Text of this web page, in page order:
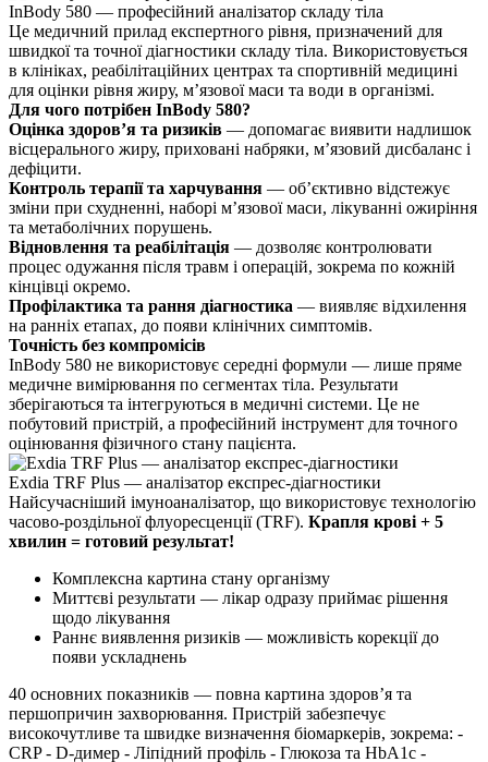
InBody 580 — професійний аналізатор складу тіла
Це медичний прилад експертного рівня, призначений для
швидкої та точної діагностики складу тіла. Використовується
в клініках, реабілітаційних центрах та спортивній медицині
для оцінки рівня жиру, м’язової маси та води в організмі.
Для чого потрібен InBody 580?
Оцінка здоров’я та ризиків — допомагає виявити надлишок
вісцерального жиру, приховані набряки, м’язовий дисбаланс і
дефіцити.
Контроль терапії та харчування — об’єктивно відстежує
зміни при схудненні, наборі м’язової маси, лікуванні ожиріння
та метаболічних порушень.
Відновлення та реабілітація — дозволяє контролювати
процес одужання після травм і операцій, зокрема по кожній
кінцівці окремо.
Профілактика та рання діагностика — виявляє відхилення
на ранніх етапах, до появи клінічних симптомів.
Точність без компромісів
InBody 580 не використовує середні формули — лише пряме
медичне вимірювання по сегментах тіла. Результати
зберігаються та інтегруються в медичні системи. Це не
побутовий пристрій, а професійний інструмент для точного
оцінювання фізичного стану пацієнта.
Exdia TRF Plus — аналізатор експрес-діагностики
Найсучасніший імуноаналізатор, що використовує технологію
часово-роздільної флуоресценції (TRF). Крапля крові + 5
хвилин = готовий результат!
Комплексна картина стану організму
Миттєві результати — лікар одразу приймає рішення
щодо лікування
Раннє виявлення ризиків — можливість корекції до
появи ускладнень
40 основних показників — повна картина здоров’я та
першопричин захворювання. Пристрій забезпечує
високочутливе та швидке визначення біомаркерів, зокрема: -
CRP - D-димер - Ліпідний профіль - Глюкоза та HbA1c -